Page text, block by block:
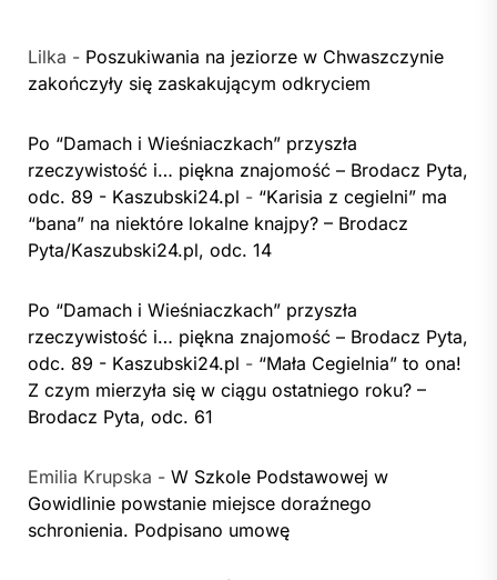
Lilka - Poszukiwania na jeziorze w Chwaszczynie
zakończyły się zaskakującym odkryciem
Po “Damach i Wieśniaczkach” przyszła
rzeczywistość i… piękna znajomość – Brodacz Pyta,
odc. 89 - Kaszubski24.pl - “Karisia z cegielni” ma
“bana” na niektóre lokalne knajpy? – Brodacz
Pyta/Kaszubski24.pl, odc. 14
Po “Damach i Wieśniaczkach” przyszła
rzeczywistość i… piękna znajomość – Brodacz Pyta,
odc. 89 - Kaszubski24.pl - “Mała Cegielnia” to ona!
Z czym mierzyła się w ciągu ostatniego roku? –
Brodacz Pyta, odc. 61
Emilia Krupska - W Szkole Podstawowej w
Gowidlinie powstanie miejsce doraźnego
schronienia. Podpisano umowę